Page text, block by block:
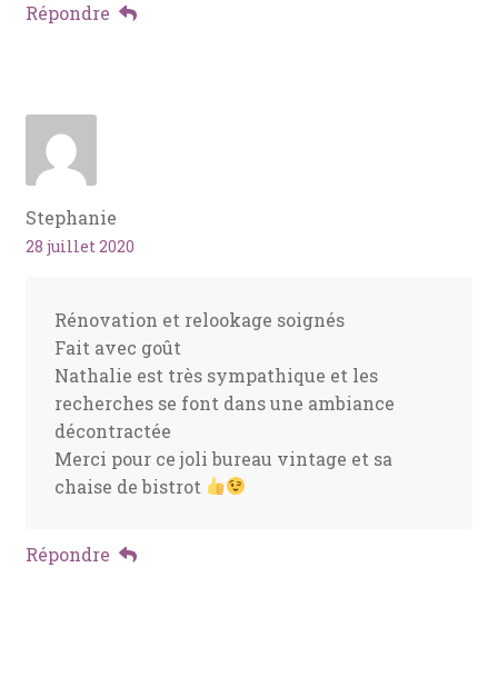
Répondre
Stephanie
28 juillet 2020
Rénovation et relookage soignés
Fait avec goût
Nathalie est très sympathique et les
recherches se font dans une ambiance
décontractée
Merci pour ce joli bureau vintage et sa
chaise de bistrot
Répondre